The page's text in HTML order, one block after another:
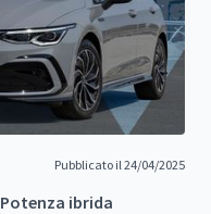
Pubblicato il 24/04/2025
ibrida